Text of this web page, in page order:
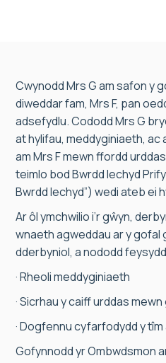
Cwynodd Mrs G am safon y
diweddar fam, Mrs F, pan
adsefydlu. Cododd Mrs G
at hylifau, meddyginiaeth, ac
am Mrs F mewn ffordd
teimlo bod Bwrdd Iechyd
Bwrdd Iechyd”) wedi ateb ei
Ar ôl ymchwilio i’r gŵyn,
wnaeth agweddau ar y gofal
dderbyniol, a nododd
· Rheoli meddyginiaeth
· Sicrhau y caiff urddas
· Dogfennu cyfarfodydd y
Gofynnodd yr Ombwdsmon